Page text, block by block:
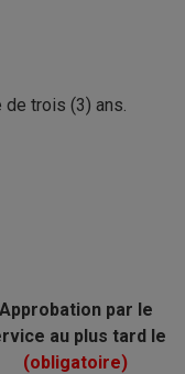
de trois (3) ans.